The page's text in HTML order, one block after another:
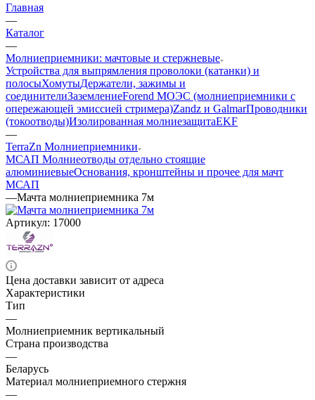
Главная
—
Каталог
—
Молниеприемники: мачтовые и стержневые
Устройства для выпрямления проволоки (катанки) и
полосыХомутыДержатели, зажимы и
соединителиЗаземлениеForend МОЭС (молниеприемники с
опережающей эмиссией стримера)Zandz и GalmarПроводники
(токоотводы)Изолированная молниезащитаEKF
—
TerraZn Молниеприемники
МСАП Молниеотводы отдельно стоящие
алюминиевыеОснования, кронштейны и прочее для мачт
МСАП
—Мачта молниеприемника 7м
Артикул: 17000
Цена доставки зависит от адреса
Характеристики
Тип
—
Молниеприемник вертикальный
Страна производства
—
Беларусь
Материал молниеприемного стержня
—